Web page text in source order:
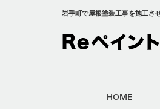
岩手町で屋根塗装工事を施工さ
HOME